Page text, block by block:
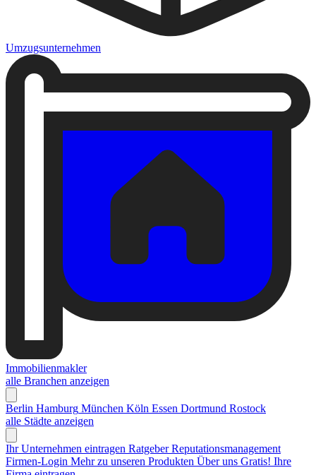
Umzugsunternehmen
Immobilienmakler
alle Branchen anzeigen
Berlin Hamburg München Köln Essen Dortmund Rostock
alle Städte anzeigen
Ihr Unternehmen eintragen Ratgeber Reputationsmanagement
Firmen-Login Mehr zu unseren Produkten Über uns Gratis! Ihre